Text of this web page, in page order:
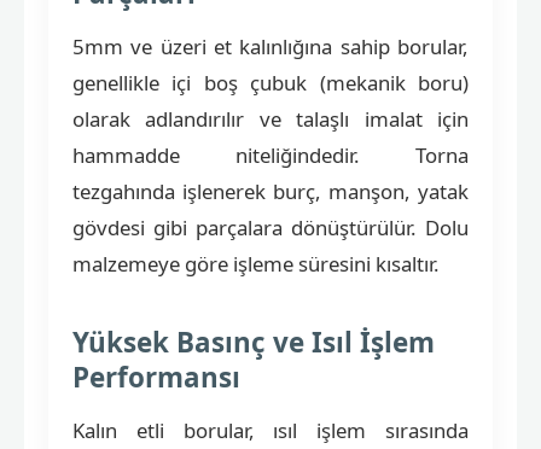
5mm ve üzeri et kalınlığına sahip borular,
genellikle içi boş çubuk (mekanik boru)
olarak adlandırılır ve talaşlı imalat için
hammadde niteliğindedir. Torna
tezgahında işlenerek burç, manşon, yatak
gövdesi gibi parçalara dönüştürülür. Dolu
malzemeye göre işleme süresini kısaltır.
Yüksek Basınç ve Isıl İşlem
Performansı
Kalın etli borular, ısıl işlem sırasında